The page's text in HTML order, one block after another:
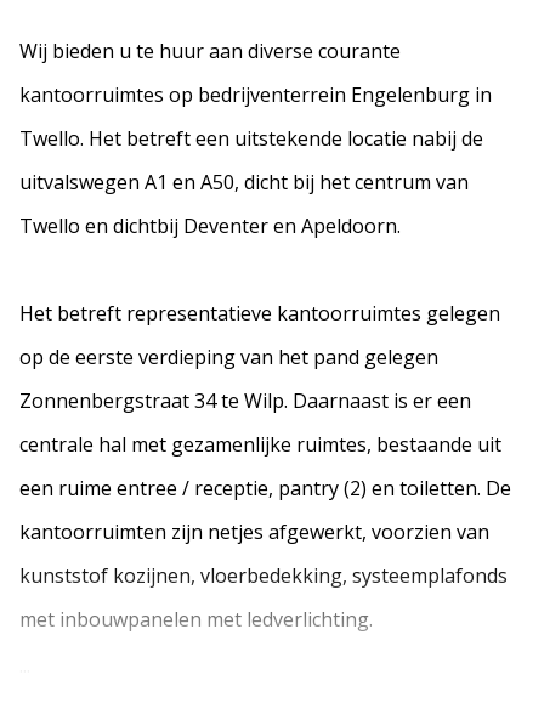
Wij bieden u te huur aan diverse courante
kantoorruimtes op bedrijventerrein Engelenburg in
Twello. Het betreft een uitstekende locatie nabij de
uitvalswegen A1 en A50, dicht bij het centrum van
Twello en dichtbij Deventer en Apeldoorn.
Het betreft representatieve kantoorruimtes gelegen
op de eerste verdieping van het pand gelegen
Zonnenbergstraat 34 te Wilp. Daarnaast is er een
centrale hal met gezamenlijke ruimtes, bestaande uit
een ruime entree / receptie, pantry (2) en toiletten. De
kantoorruimten zijn netjes afgewerkt, voorzien van
kunststof kozijnen, vloerbedekking, systeemplafonds
met inbouwpanelen met ledverlichting.